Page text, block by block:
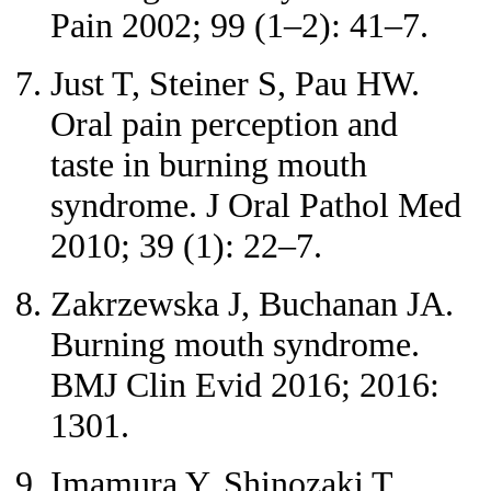
Pain 2002; 99 (1–2): 41–7.
Just T, Steiner S, Pau HW.
Oral pain perception and
taste in burning mouth
syndrome. J Oral Pathol Med
2010; 39 (1): 22–7.
Zakrzewska J, Buchanan JA.
Burning mouth syndrome.
BMJ Clin Evid 2016; 2016:
1301.
Imamura Y, Shinozaki T,